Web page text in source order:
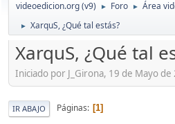
videoedicion.org (v9) ► Foro ► Área
► XarquS, ¿Qué tal estás?
XarquS, ¿Qué tal
Iniciado por J_Girona, 19 de Mayo
IR ABAJO Páginas 1